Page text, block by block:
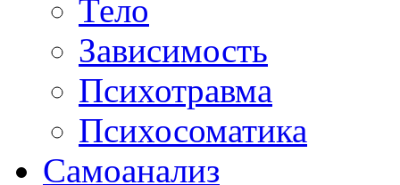
Тело
Зависимость
Психотравма
Психосоматика
Самоанализ